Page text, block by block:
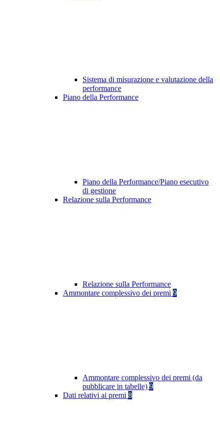
Sistema di misurazione e valutazione della
performance
Piano della Performance
Piano della Performance/Piano esecutivo
di gestione
Relazione sulla Performance
Relazione sulla Performance
Ammontare complessivo dei premi 9
Ammontare complessivo dei premi (da
pubblicare in tabelle) 9
Dati relativi ai premi 8